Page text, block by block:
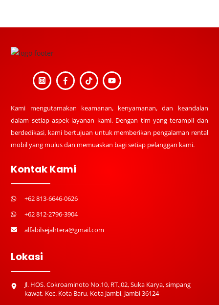
Top
Kami mengutamakan keamanan, kenyamanan, dan keandalan
dalam setiap aspek layanan kami. Dengan tim yang terampil dan
berdedikasi, kami bertujuan untuk memberikan pengalaman rental
mobil yang mulus dan memuaskan bagi setiap pelanggan kami.
Kontak Kami
+62 813-6646-0626
+62 812-2796-3904
alfabilsejahtera@gmail.com
Lokasi
Jl. HOS. Cokroaminoto No.10, RT.,02, Suka Karya, simpang
kawat, Kec. Kota Baru, Kota Jambi, Jambi 36124